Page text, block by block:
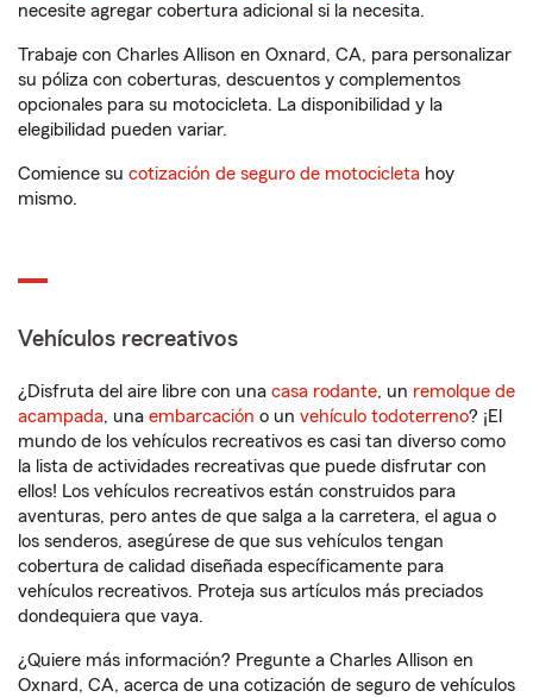
necesite agregar cobertura adicional si la necesita.
Trabaje con Charles Allison en Oxnard, CA, para personalizar
su póliza con coberturas, descuentos y complementos
opcionales para su motocicleta. La disponibilidad y la
elegibilidad pueden variar.
Comience su cotización de seguro de motocicleta hoy
mismo.
Vehículos recreativos
¿Disfruta del aire libre con una casa rodante, un remolque de
acampada, una embarcación o un vehículo todoterreno? ¡El
mundo de los vehículos recreativos es casi tan diverso como
la lista de actividades recreativas que puede disfrutar con
ellos! Los vehículos recreativos están construidos para
aventuras, pero antes de que salga a la carretera, el agua o
los senderos, asegúrese de que sus vehículos tengan
cobertura de calidad diseñada específicamente para
vehículos recreativos. Proteja sus artículos más preciados
dondequiera que vaya.
¿Quiere más información? Pregunte a Charles Allison en
Oxnard, CA, acerca de una cotización de seguro de vehículos